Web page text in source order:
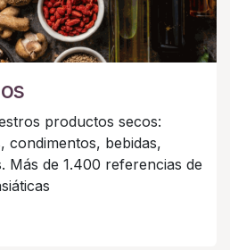
productos secos:
condimentos, bebidas,
Más de 1.400 referencias de